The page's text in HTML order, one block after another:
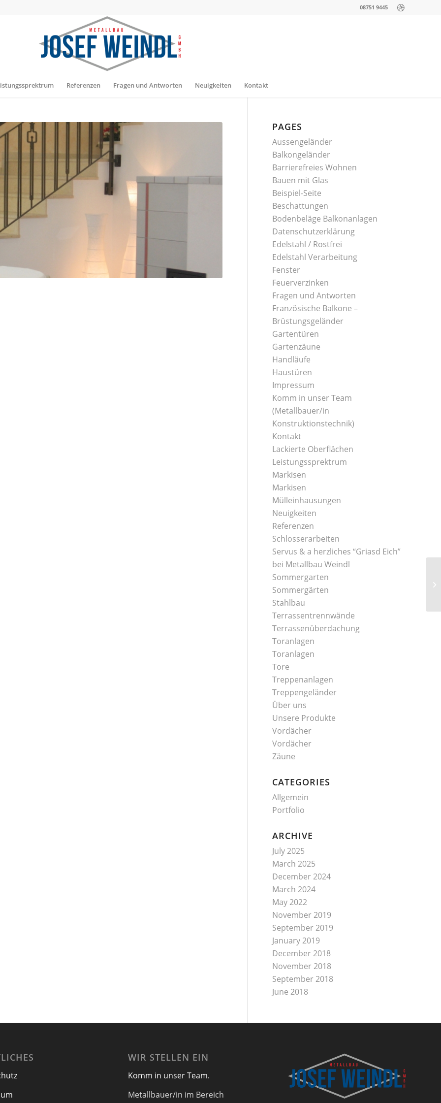
08751 9445
Referenzen Fragen und Antworten Neuigkeiten Kontakt
PAGES
Aussengeländer
Balkongeländer
Barrierefreies Wohnen
Bauen mit Glas
Beispiel-Seite
Beschattungen
Bodenbeläge Balkonanlagen
Datenschutzerklärung
Edelstahl / Rostfrei
Edelstahl Verarbeitung
Fenster
Feuerverzinken
Fragen und Antworten
Französische Balkone –
Brüstungsgeländer
Gartentüren
Gartenzäune
Handläufe
Haustüren
Impressum
Komm in unser Team
(Metallbauer/in
Konstruktionstechnik)
Kontakt
Lackierte Oberflächen
Leistungssprektrum
Markisen
Markisen
Mülleinhausungen
Neuigkeiten
Referenzen
Schlosserarbeiten
Servus & a herzliches “Griasd Eich”
bei Metallbau Weindl
Sommergarten
Sommergärten
Stahlbau
Terrassentrennwände
Terrassenüberdachung
Toranlagen
Toranlagen
Tore
Treppenanlagen
Treppengeländer
Über uns
Unsere Produkte
Vordächer
Vordächer
Zäune
CATEGORIES
Allgemein
Portfolio
ARCHIVE
July 2025
March 2025
December 2024
March 2024
May 2022
November 2019
September 2019
January 2019
December 2018
November 2018
September 2018
June 2018
WIR STELLEN EIN
Komm in unser Team.
Metallbauer/in im Bereich